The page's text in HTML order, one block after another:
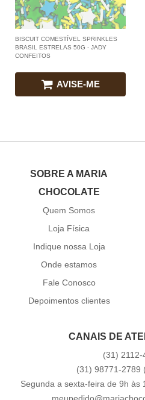
BISCUIT COMESTÍVEL SPRINKLES
BRASIL ESTRELAS 50G - JADY
CONFEITOS
AVISE-ME
SOBRE A MARIA
CHOCOLATE
Quem Somos
Loja Física
Indique nossa Loja
Onde estamos
Fale Conosco
Depoimentos clientes
CANAIS DE
(31) 2112-
(31) 98771-2789
Segunda a sexta-feira de 9h às